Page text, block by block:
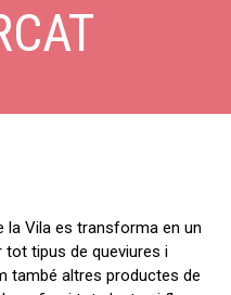
la Vila es transforma en un
tot tipus de queviures i
també altres productes de